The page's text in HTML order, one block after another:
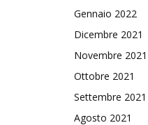
Gennaio 2022
Dicembre 2021
Novembre 2021
Ottobre 2021
Settembre 2021
Agosto 2021